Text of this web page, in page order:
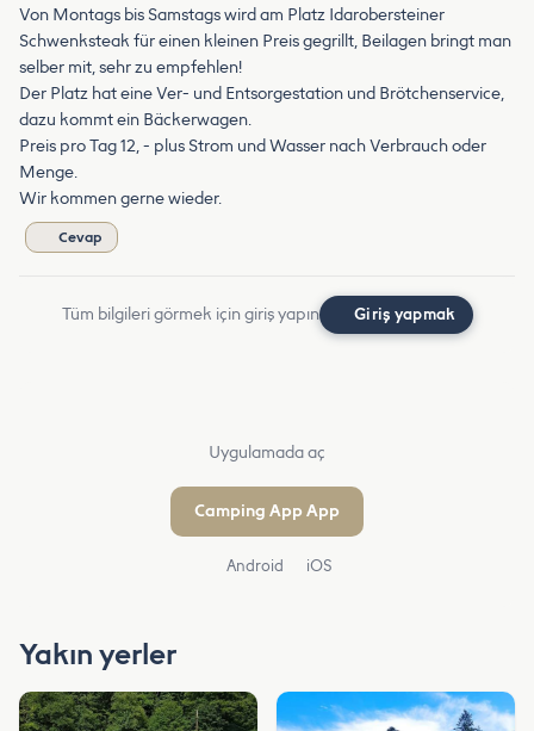
Von Montags bis Samstags wird am Platz Idarobersteiner
Schwenksteak für einen kleinen Preis gegrillt, Beilagen bringt man
selber mit, sehr zu empfehlen!
Der Platz hat eine Ver- und Entsorgestation und Brötchenservice,
dazu kommt ein Bäckerwagen.
Preis pro Tag 12, - plus Strom und Wasser nach Verbrauch oder
Menge.
Wir kommen gerne wieder.
Cevap
Tüm bilgileri görmek için giriş yapın Giriş yapmak
Uygulamada aç
Camping App App
Android iOS
Yakın yerler